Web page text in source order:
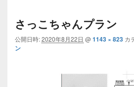
さっこちゃんプラン
公開日時:2020年8月22日 @1143 × 823 カ
ン